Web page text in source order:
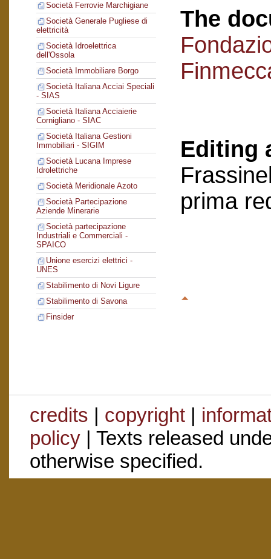
Società Ferrovie Marchigiane
Società Generale Pugliese di
elettricità
Società Idroelettrica
dell'Ossola
Società Immobiliare Borgo
Società Italiana Acciai Speciali
- SIAS
Società Italiana Acciaierie
Cornigliano - SIAC
Società Italiana Gestioni
Immobiliari - SIGIM
Società Lucana Imprese
Idrolettriche
Società Meridionale Azoto
Società Partecipazione
Aziende Minerarie
Società partecipazione
Industriali e Commerciali -
SPAICO
Unione esercizi elettrici -
UNES
Stabilimento di Novi Ligure
Stabilimento di Savona
Finsider
The
Editing
prima
credits | copyright|
policy| Texts released
otherwise specified.